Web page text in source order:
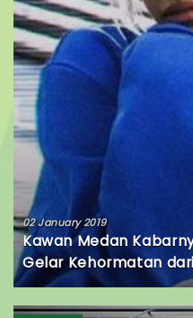
02 January 2019
Kawan Medan
Gelar Kehormatan